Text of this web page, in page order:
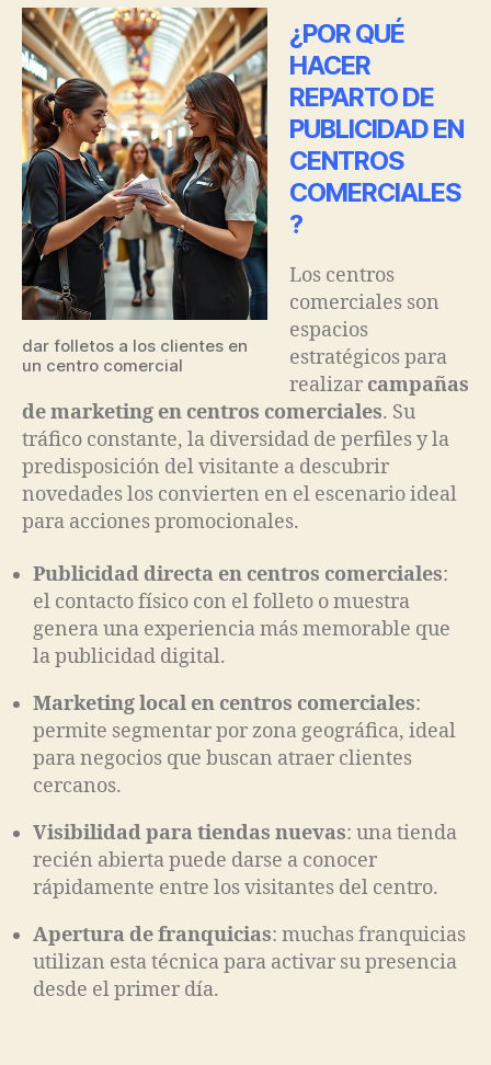
dar folletos a los clientes en
un centro comercial
¿POR QUÉ
HACER
REPARTO DE
PUBLICIDAD EN
CENTROS
COMERCIALES
?
Los centros
comerciales son
espacios
estratégicos para
realizar campañas
de marketing en centros comerciales. Su
tráfico constante, la diversidad de perfiles y la
predisposición del visitante a descubrir
novedades los convierten en el escenario ideal
para acciones promocionales.
Publicidad directa en centros comerciales:
el contacto físico con el folleto o muestra
genera una experiencia más memorable que
la publicidad digital.
Marketing local en centros comerciales:
permite segmentar por zona geográfica, ideal
para negocios que buscan atraer clientes
cercanos.
Visibilidad para tiendas nuevas: una tienda
recién abierta puede darse a conocer
rápidamente entre los visitantes del centro.
Apertura de franquicias: muchas franquicias
utilizan esta técnica para activar su presencia
desde el primer día.